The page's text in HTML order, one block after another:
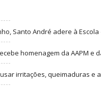
Santo André adere à
homenagem da AAPM e
irritações, queimaduras e